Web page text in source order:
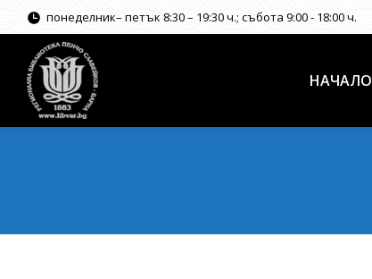
понеделник– петък 8:30 – 19:30 ч.; събота 9:00 - 18:00 ч.
НАЧАЛО